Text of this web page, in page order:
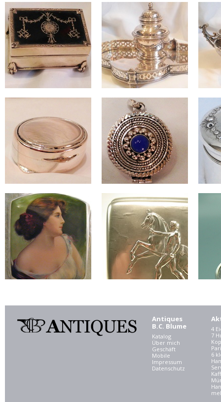
Antiques
B.C. Blume
Katalog
Über mich
Geschäft
Mobile
Impressum
Datenschutz
4
7
6